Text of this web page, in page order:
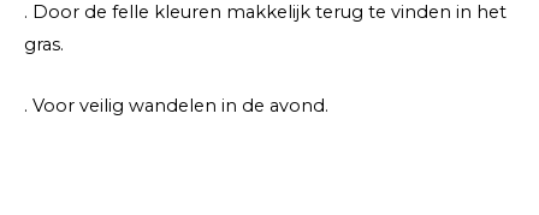
. Door de felle kleuren makkelijk terug te vinden in het
gras.
. Voor veilig wandelen in de avond.